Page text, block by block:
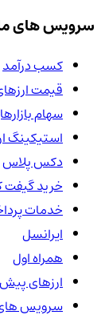
سرویس های ما
کسب درآمد
قیمت
سهام
استیکینگ
دکس پلاس
خرید گیفت
خدمات
ایرانسل
همراه اول
ارزهای
سرویس های API